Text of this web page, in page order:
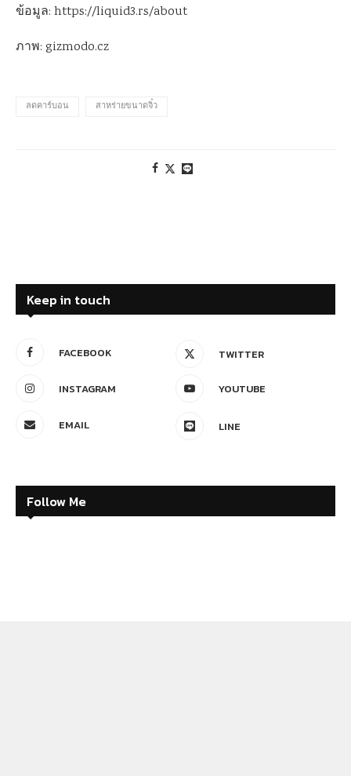
ข้อมูล: https://liquid3.rs/about
ภาพ: gizmodo.cz
ลดคาร์บอน สาหร่ายขนาดจิ๋ว
Keep in touch
FACEBOOK TWITTER
INSTAGRAM YOUTUBE
EMAIL LINE
Follow Me